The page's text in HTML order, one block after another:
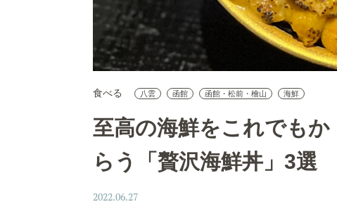
食べる 八雲 函館 函館・松前・檜山 海鮮
至高の海鮮をこれでも
らう「贅沢海鮮丼」3選
2022.06.27